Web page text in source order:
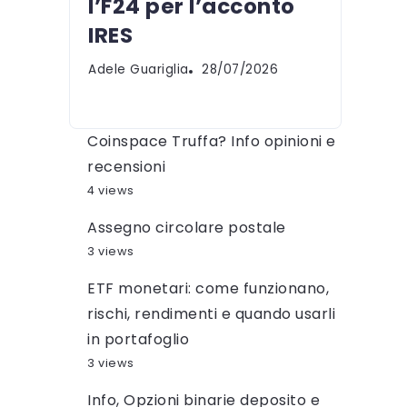
l’F24 per l’acconto
IRES
Adele Guariglia 28/07/2026
Coinspace Truffa? Info opinioni e
recensioni
4 views
Assegno circolare postale
3 views
ETF monetari: come funzionano,
rischi, rendimenti e quando usarli
in portafoglio
3 views
Info, Opzioni binarie deposito e